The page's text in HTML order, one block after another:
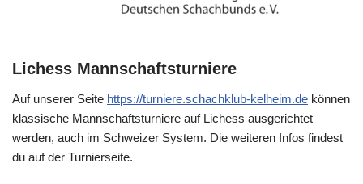
Lichess Mannschaftsturniere
Auf unserer Seite https://turniere.schachklub-kelheim.de können
klassische Mannschaftsturniere auf Lichess ausgerichtet
werden, auch im Schweizer System. Die weiteren Infos findest
du auf der Turnierseite.